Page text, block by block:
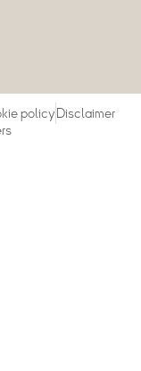
policyDisclaimer